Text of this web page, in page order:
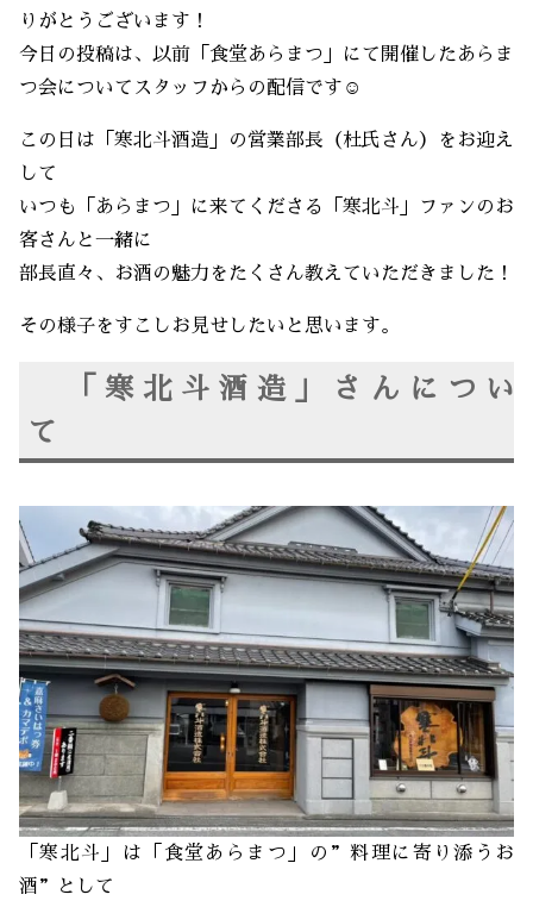
りがとうございます！
今日の投稿は、以前「食堂あらまつ」にて開催したあらま
つ会についてスタッフからの配信です☺️
この日は「寒北斗酒造」の営業部長（杜氏さん）をお迎え
して
いつも「あらまつ」に来てくださる「寒北斗」ファンのお
客さんと一緒に
部長直々、お酒の魅力をたくさん教えていただきました！
その様子をすこしお見せしたいと思います。
「寒北斗酒造」さんについ
て
「寒北斗」は「食堂あらまつ」の”料理に寄り添うお
酒”として